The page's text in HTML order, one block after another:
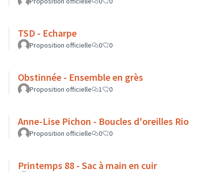
TSD - Echarpe
Proposition officielle 0 0
Obstinnée - Ensemble en grès
Proposition officielle 1 0
Anne-Lise Pichon - Boucles d'oreilles Rio
Proposition officielle 0 0
Printemps 88 - Sac à main en cuir